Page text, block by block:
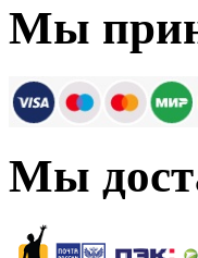
Мы
Мы